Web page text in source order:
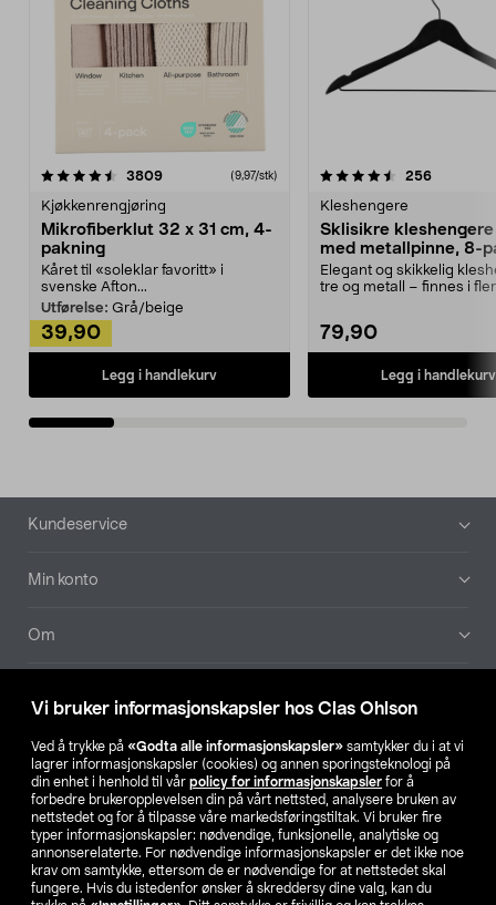
Vi bruker informasjonskapsler hos Clas Ohlson
Ved å trykke på «Godta alle informasjonskapsler» samtykker du i at vi
lagrer informasjonskapsler (cookies) og annen sporingsteknologi på
din enhet i henhold til vår policy for informasjonskapsler for å
forbedre brukeropplevelsen din på vårt nettsted, analysere bruken av
nettstedet og for å tilpasse våre markedsføringstiltak. Vi bruker fire
typer informasjonskapsler: nødvendige, funksjonelle, analytiske og
annonserelaterte. For nødvendige informasjonskapsler er det ikke noe
krav om samtykke, ettersom de er nødvendige for at nettstedet skal
fungere. Hvis du istedenfor ønsker å skreddersy dine valg, kan du
3809anmeldelser(9,97/stk)
Kjøkkenrengjøring
Mikrofiberklut 32 x 31 cm, 4-
pakning
Kåret til «soleklar favoritt» i
svenske Afton...
Utførelse: Grå/beige
39,90
Legg i handlekurv
4.5av 5 stjerner 256
Kleshengere
Sklisikre
med metallpinne, 8-
Elegant og skikkelig
tre og metall – finnes i
79,90
Legg i handlekurv
4.5av 5 stjerner
Bunntekst
Kundeservice
Min konto
Om
Våre selskaper
Finn din butikk
SE NO FI